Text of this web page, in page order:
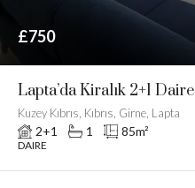
£750
Lapta’da Kiralık 2+1 Daire
Kuzey Kıbrıs, Kıbrıs, Girne, Lapta
2+1 1 85m²
DAIRE